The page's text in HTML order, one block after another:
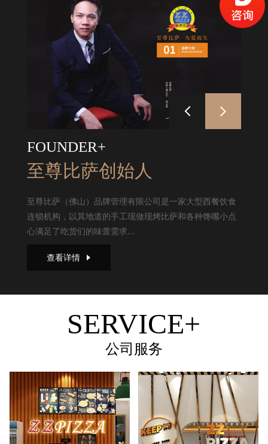
FOUNDER+
至尊比萨创始人
至尊比萨（佛山）品牌管理有限公司是一家大型西餐饮食
连锁机构，以其地道的手工现做现烤比萨和各种馋嘴小点
心满足了吃货们的味蕾需求...
查看详情
SERVICE+
公司服务